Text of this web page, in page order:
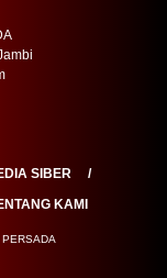
SIBER
KAMI